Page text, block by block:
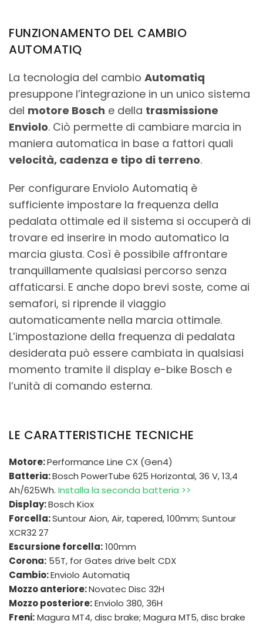
FUNZIONAMENTO DEL CAMBIO
AUTOMATIQ
La tecnologia del cambio Automatiq
presuppone l’integrazione in un unico sistema
del motore Bosch e della trasmissione
Enviolo. Ciò permette di cambiare marcia in
maniera automatica in base a fattori quali
velocità, cadenza e tipo di terreno.
Per configurare Enviolo Automatiq è
sufficiente impostare la frequenza della
pedalata ottimale ed il sistema si occuperà di
trovare ed inserire in modo automatico la
marcia giusta. Così è possibile affrontare
tranquillamente qualsiasi percorso senza
affaticarsi. E anche dopo brevi soste, come ai
semafori, si riprende il viaggio
automaticamente nella marcia ottimale.
L’impostazione della frequenza di pedalata
desiderata può essere cambiata in qualsiasi
momento tramite il display e-bike Bosch e
l’unità di comando esterna.
LE CARATTERISTICHE TECNICHE
Motore:Performance Line CX (Gen4)
Batteria:Bosch PowerTube 625 Horizontal, 36 V, 13,4
Ah/625Wh. Installa la seconda batteria >>
Display:Bosch Kiox
Forcella:Suntour Aion, Air, tapered, 100mm; Suntour
XCR32 27
Escursione forcella:100mm
Corona: 55T, for Gates drive belt CDX
Cambio:Enviolo Automatiq
Mozzo anteriore:Novatec Disc 32H
Mozzo posteriore:Enviolo 380, 36H
Freni:Magura MT4, disc brake; Magura MT5, disc brake